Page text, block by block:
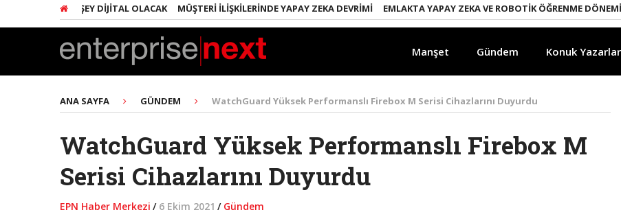
HER ŞEY DIJITAL OLACAK MÜŞTERI İLIŞKILERINDE YAPAY ZEKA DEVRIMI EMLAKTA YAPAY ZEKA VE ROBOTIK ÖĞRENME DÖNEMI
Manşet Gündem Konuk Yazarlar
ANA SAYFA GÜNDEM WatchGuard Yüksek Performanslı Firebox M Serisi Cihazlarını Duyurdu
WatchGuard Yüksek Performanslı Firebox M
Serisi Cihazlarını Duyurdu
EPN Haber Merkezi / 6 Ekim 2021 / Gündem